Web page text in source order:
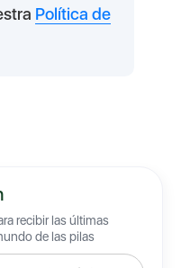
Política de
recibir las últimas
de las pilas